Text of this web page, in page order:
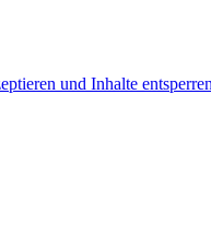
und Inhalte entsperren